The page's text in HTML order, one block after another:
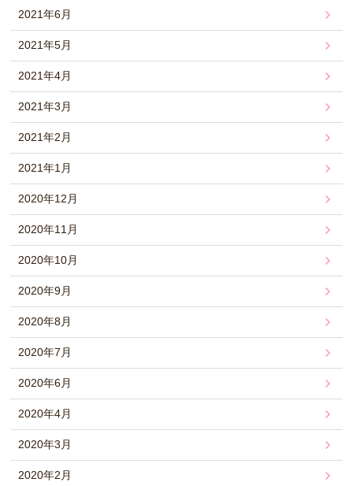
2021年6月
2021年5月
2021年4月
2021年3月
2021年2月
2021年1月
2020年12月
2020年11月
2020年10月
2020年9月
2020年8月
2020年7月
2020年6月
2020年4月
2020年3月
2020年2月